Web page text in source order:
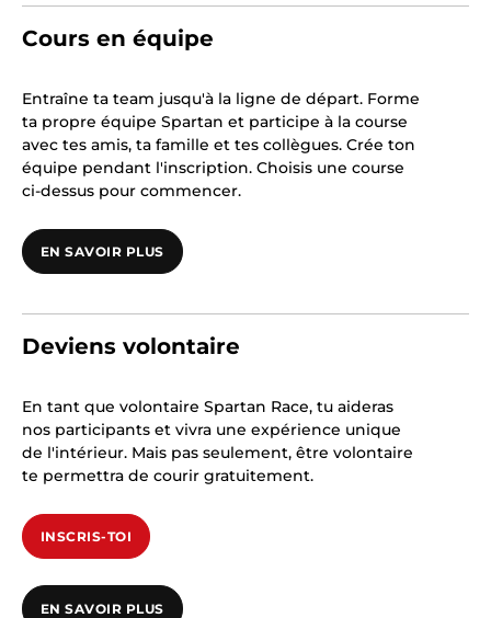
Cours en équipe
Entraîne ta team jusqu'à la ligne de départ. Forme
ta propre équipe Spartan et participe à la course
avec tes amis, ta famille et tes collègues. Crée ton
équipe pendant l'inscription. Choisis une course
ci-dessus pour commencer.
EN SAVOIR PLUS
Deviens volontaire
En tant que volontaire Spartan Race, tu aideras
nos participants et vivra une expérience unique
de l'intérieur. Mais pas seulement, être volontaire
te permettra de courir gratuitement.
INSCRIS-TOI
EN SAVOIR PLUS